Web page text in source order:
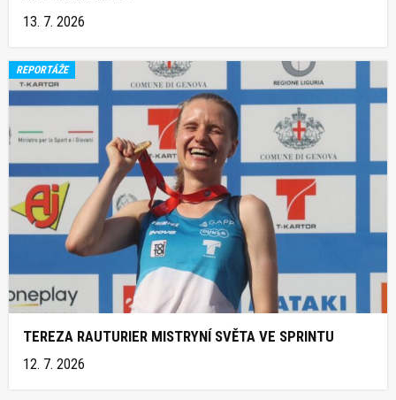
13. 7. 2026
REPORTÁŽE
TEREZA RAUTURIER MISTRYNÍ SVĚTA VE SPRINTU
12. 7. 2026